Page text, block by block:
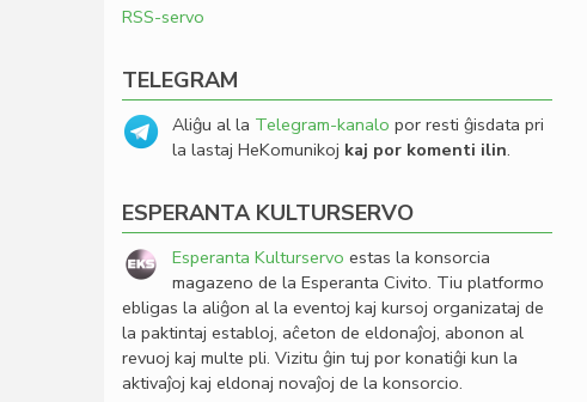
RSS-servo
TELEGRAM
Aliĝu al la Telegram-kanalo por resti ĝisdata pri
la lastaj HeKomunikoj kaj por komenti ilin.
ESPERANTA KULTURSERVO
Esperanta Kulturservo estas la konsorcia
magazeno de la Esperanta Civito. Tiu platformo
ebligas la aliĝon al la eventoj kaj kursoj organizataj de
la paktintaj establoj, aĉeton de eldonaĵoj, abonon al
revuoj kaj multe pli. Vizitu ĝin tuj por konatiĝi kun la
aktivaĵoj kaj eldonaj novaĵoj de la konsorcio.